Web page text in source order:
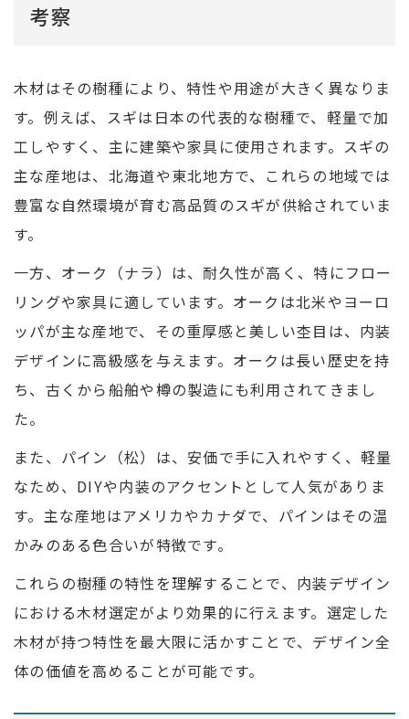
考察
木材はその樹種により、特性や用途が大きく異なりま
す。例えば、スギは日本の代表的な樹種で、軽量で加
工しやすく、主に建築や家具に使用されます。スギの
主な産地は、北海道や東北地方で、これらの地域では
豊富な自然環境が育む高品質のスギが供給されていま
す。
一方、オーク（ナラ）は、耐久性が高く、特にフロー
リングや家具に適しています。オークは北米やヨーロ
ッパが主な産地で、その重厚感と美しい杢目は、内装
デザインに高級感を与えます。オークは長い歴史を持
ち、古くから船舶や樽の製造にも利用されてきまし
た。
また、パイン（松）は、安価で手に入れやすく、軽量
なため、DIYや内装のアクセントとして人気がありま
す。主な産地はアメリカやカナダで、パインはその温
かみのある色合いが特徴です。
これらの樹種の特性を理解することで、内装デザイン
における木材選定がより効果的に行えます。選定した
木材が持つ特性を最大限に活かすことで、デザイン全
体の価値を高めることが可能です。